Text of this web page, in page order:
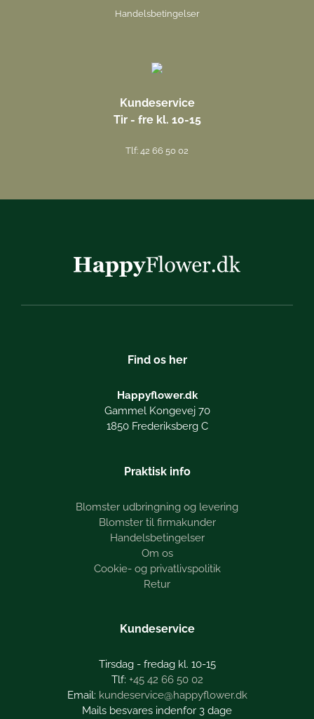
Handelsbetingelser
Kundeservice
Tir - fre kl. 10-15
Tlf: 42 66 50 02
Find os her
Happyflower.dk
Gammel Kongevej 70
1850 Frederiksberg C
Praktisk info
Blomster udbringning og levering
Blomster til firmakunder
Handelsbetingelser
Om os
Cookie- og privatlivspolitik
Retur
Kundeservice
Tirsdag - fredag kl. 10-15
+45 42 66 50 02
kundeservice@happyflower.dk
Mails besvares indenfor 3 dage